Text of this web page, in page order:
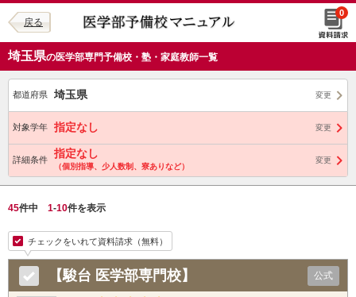
戻る
0
埼玉県の医学部専門予備校・塾・家庭教師一覧
都道府県 埼玉県 変更
対象学年 指定なし 変更
詳細条件 指定なし
（個別指導、少人数制、寮ありなど）
変更
45件中 1-10件を表示
チェックをいれて資料請求（無料）
【駿台 医学部専門校】 公式